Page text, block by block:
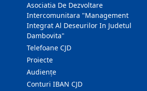
Asociatia De Dezvoltare
Intercomunitara "Management
Integrat Al Deseurilor In Judetul
Dambovita"
Telefoane CJD
Proiecte
Audienţe
Conturi IBAN CJD